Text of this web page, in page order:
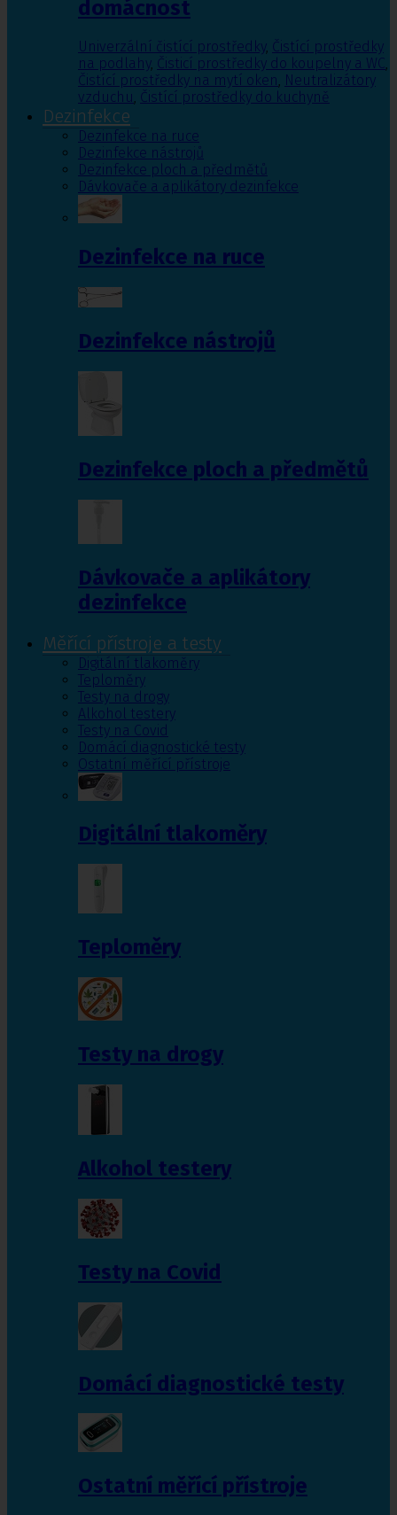
domácnost
Univerzální čistící prostředky, Čistící prostředky
na podlahy, Čisticí prostředky do koupelny a WC,
Čistící prostředky na mytí oken, Neutralizátory
vzduchu, Čistící prostředky do kuchyně
Dezinfekce
Dezinfekce na ruce
Dezinfekce nástrojů
Dezinfekce ploch a předmětů
Dávkovače a aplikátory dezinfekce
Dezinfekce na ruce
Dezinfekce nástrojů
Dezinfekce ploch a předmětů
Dávkovače a aplikátory
dezinfekce
Měřící přístroje a testy
Digitální tlakoměry
Teploměry
Testy na drogy
Alkohol testery
Testy na Covid
Domácí diagnostické testy
Ostatní měřící přístroje
Digitální tlakoměry
Teploměry
Testy na drogy
Alkohol testery
Testy na Covid
Domácí diagnostické testy
Ostatní měřící přístroje